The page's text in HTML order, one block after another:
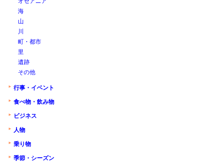
海
山
川
町・都市
里
遺跡
その他
行事・イベント
食べ物・飲み物
ビジネス
人物
乗り物
季節・シーズン